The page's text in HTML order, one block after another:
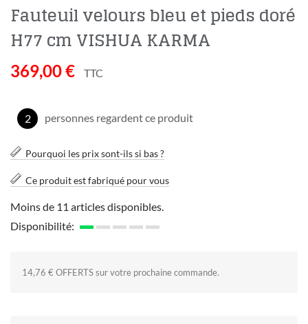
Fauteuil velours bleu et pieds doré
H77 cm VISHUA KARMA
369,00 € TTC
5 personnes regardent ce produit
Pourquoi les prix sont-ils si bas ?
Ce produit est fabriqué pour vous
Moins de 11 articles disponibles.
Disponibilité:
14,76 € OFFERTS sur votre prochaine commande.